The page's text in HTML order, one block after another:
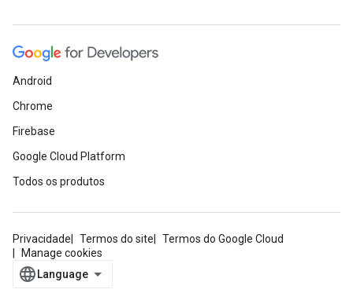
Android
Chrome
Firebase
Google Cloud Platform
Todos os produtos
Privacidade Termos do site
Termos do Google Cloud
Manage cookies